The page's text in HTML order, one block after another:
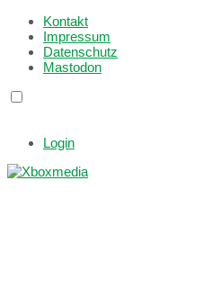
Kontakt
Impressum
Datenschutz
Mastodon
Login